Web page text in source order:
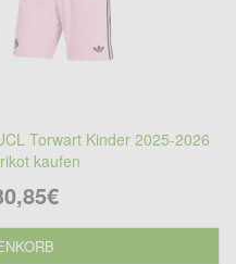
Torwart Kinder 2025-2026
kaufen